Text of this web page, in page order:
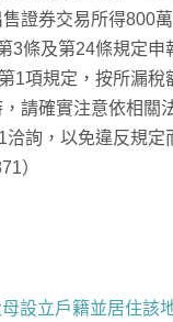
證券交易所得800
條及第24條規定
1項規定，按所漏稅
請確實注意依相關
詢，以免違反規定
）
設立戶籍並居住該